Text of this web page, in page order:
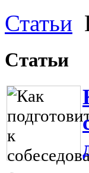
Статьи
Статьи